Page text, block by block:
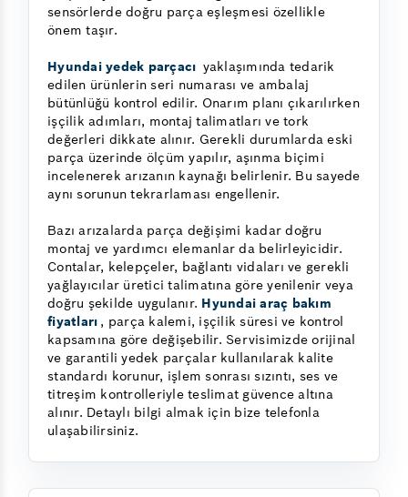
sensörlerde doğru parça eşleşmesi özellikle
önem taşır.
Hyundai yedek parçacı yaklaşımında tedarik
edilen ürünlerin seri numarası ve ambalaj
bütünlüğü kontrol edilir. Onarım planı çıkarılırken
işçilik adımları, montaj talimatları ve tork
değerleri dikkate alınır. Gerekli durumlarda eski
parça üzerinde ölçüm yapılır, aşınma biçimi
incelenerek arızanın kaynağı belirlenir. Bu sayede
aynı sorunun tekrarlaması engellenir.
Bazı arızalarda parça değişimi kadar doğru
montaj ve yardımcı elemanlar da belirleyicidir.
Contalar, kelepçeler, bağlantı vidaları ve gerekli
yağlayıcılar üretici talimatına göre yenilenir veya
doğru şekilde uygulanır. Hyundai araç bakım
fiyatları , parça kalemi, işçilik süresi ve kontrol
kapsamına göre değişebilir. Servisimizde orijinal
ve garantili yedek parçalar kullanılarak kalite
standardı korunur, işlem sonrası sızıntı, ses ve
titreşim kontrolleriyle teslimat güvence altına
alınır. Detaylı bilgi almak için bize telefonla
ulaşabilirsiniz.